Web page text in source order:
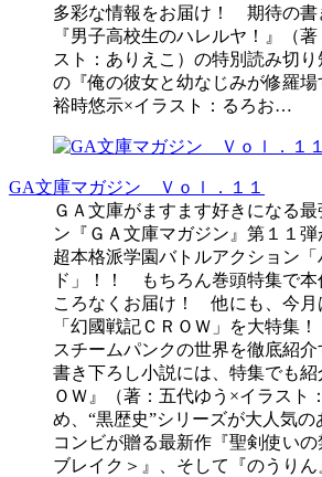
多彩な情報をお届け！ 期待の書
『男子高校生のハレルヤ！』（
スト：ありえこ）の特別読み切
の『俺の彼女と幼なじみが修羅場
裕時悠示×イラスト：るろお…
GA文庫マガジン Ｖｏｌ．１１
ＧＡ文庫がますます好きになる
ン『ＧＡ文庫マガジン』第１１
超本格派学園バトルアクション「
ド」！！ もちろん巻頭特集で本
ころなくお届け！ 他にも、今月
「幻國戦記ＣＲＯＷ」を大特集
スチームパンクの世界を徹底紹
書き下ろし小説には、特集でも紹
ＯＷ』（著：五代ゆう×イラスト
め、“黒歴史”シリーズが大人気の
コンビが贈る最新作『聖剣使い
ブレイク＞』、そして『のうり